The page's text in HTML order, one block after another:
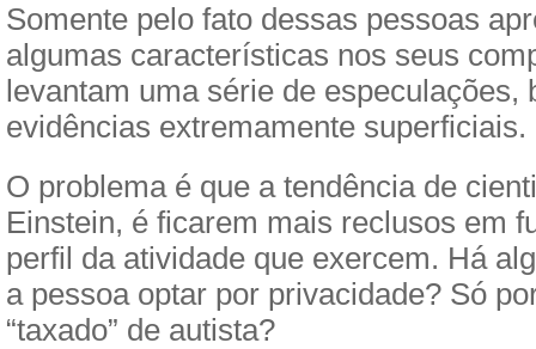
Somente pelo fato dessas pessoas
algumas características nos seus
levantam uma série de especulações,
evidências extremamente superficiais.
O problema é que a tendência de
Einstein, é ficarem mais reclusos em
perfil da atividade que exercem. Há
a pessoa optar por privacidade? Só
“taxado” de autista?